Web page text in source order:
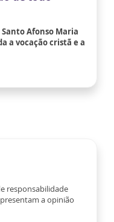
Afonso Maria
a vocação cristã e a
responsabilidade
a opinião